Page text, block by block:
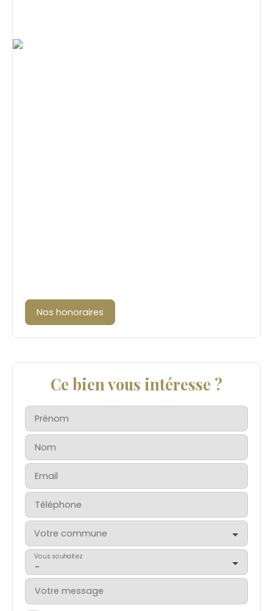
Nos honoraires
Ce bien vous intéresse ?
Prénom
Nom
Email
Téléphone
Votre commune
-
Vous souhaitez
Votre message